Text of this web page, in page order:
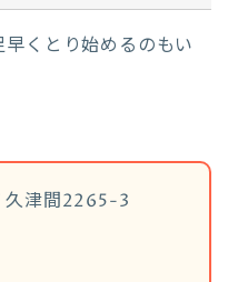
くとり始めるのもい
久津間2265-3